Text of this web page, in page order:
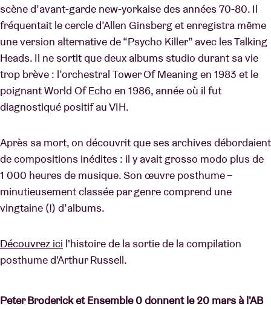
scène d’avant-garde new-yorkaise des années 70-80. Il
fréquentait le cercle d’Allen Ginsberg et enregistra même
une version alternative de “Psycho Killer” avec les Talking
Heads. Il ne sortit que deux albums studio durant sa vie
trop brève : l’orchestral Tower Of Meaning en 1983 et le
poignant World Of Echo en 1986, année où il fut
diagnostiqué positif au VIH.
Après sa mort, on découvrit que ses archives débordaient
de compositions inédites : il y avait grosso modo plus de
1 000 heures de musique. Son œuvre posthume –
minutieusement classée par genre comprend une
vingtaine (!) d’albums.
Découvrez ici l'histoire de la sortie de la compilation
posthume d'Arthur Russell.
Peter Broderick et Ensemble 0 donnent le 20 mars à l'AB